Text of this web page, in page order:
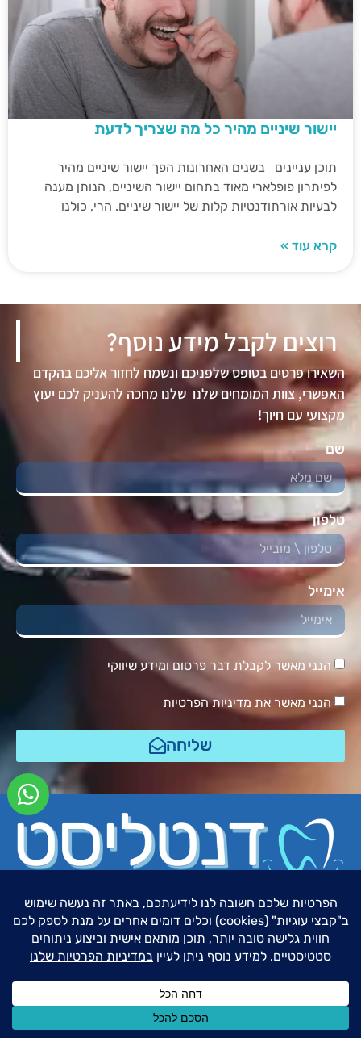
יישור שיניים מהיר כל מה שצריך לדעת
תוכן עניינים בשנים האחרונות הפך יישור שיניים מהיר
לפיתרון פופלארי מאוד בתחום יישור השיניים, הנותן מענה
לבעיות אורתודנטיות קלות של יישור שיניים. הרי, כולנו
קרא עוד »
רוצים לקבל מידע נוסף?
השאירו פרטים בטופס שלפניכם ונשמח לחזור אליכם בהקדם
האפשרי, צוות המומחים שלנו שלנו מחכה להעניק לכם יעוץ
מקצועי עם חיוך!
שם
טלפון
אימייל
הנני מאשר לקבלת דבר פרסום ומידע שיווקי
הנני מאשר את מדיניות הפרטיות
שליחה
נועם אבו דיגיטל מרקט
מדיניות פרטיות
© כל הזכויות שמורות לדנטליסט יישור שיניים